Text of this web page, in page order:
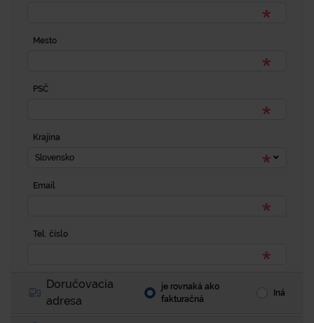
Mesto
PSČ
Krajina
Slovensko
Email
Tel. číslo
Doručovacia
adresa
je rovnaká ako
fakturačná
Iná